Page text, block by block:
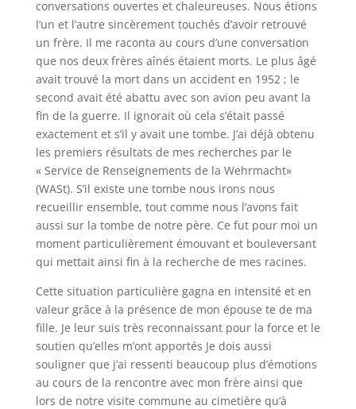
conversations ouvertes et chaleureuses. Nous étions
l’un et l’autre sincèrement touchés d’avoir retrouvé
un frère. Il me raconta au cours d’une conversation
que nos deux frères aînés étaient morts. Le plus âgé
avait trouvé la mort dans un accident en 1952 ; le
second avait été abattu avec son avion peu avant la
fin de la guerre. Il ignorait où cela s’était passé
exactement et s’il y avait une tombe. J’ai déjà obtenu
les premiers résultats de mes recherches par le
« Service de Renseignements de la Wehrmacht»
(WASt). S’il existe une tombe nous irons nous
recueillir ensemble, tout comme nous l’avons fait
aussi sur la tombe de notre père. Ce fut pour moi un
moment particulièrement émouvant et bouleversant
qui mettait ainsi fin à la recherche de mes racines.
Cette situation particulière gagna en intensité et en
valeur grâce à la présence de mon épouse te de ma
fille. Je leur suis très reconnaissant pour la force et le
soutien qu’elles m’ont apportés Je dois aussi
souligner que j’ai ressenti beaucoup plus d’émotions
au cours de la rencontre avec mon frère ainsi que
lors de notre visite commune au cimetière qu’à